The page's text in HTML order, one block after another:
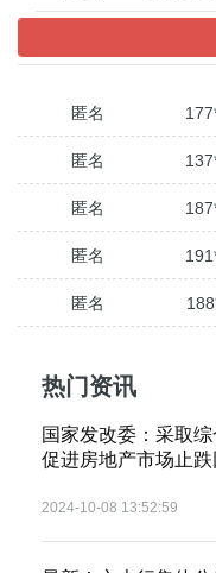
匿名
匿名
匿名
匿名
匿名
匿名
匿名
匿名
热门资讯
国家发改委：采取综
促进房地产市场止跌
2024-10-08 13:52:59